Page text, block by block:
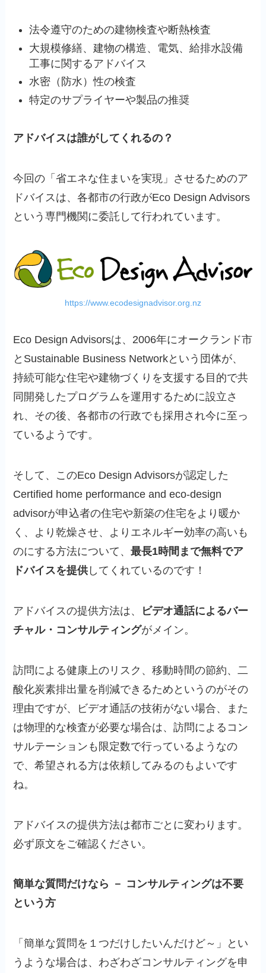
法令遵守のための建物検査や断熱検査
大規模修繕、建物の構造、電気、給排水設備
工事に関するアドバイス
水密（防水）性の検査
特定のサプライヤーや製品の推奨
アドバイスは誰がしてくれるの？
今回の「省エネな住まいを実現」させるためのア
ドバイスは、各都市の行政がEco Design Advisors
という専門機関に委託して行われています。
https://www.ecodesignadvisor.org.nz
Eco Design Advisorsは、2006年にオークランド市
とSustainable Business Networkという団体が、
持続可能な住宅や建物づくりを支援する目的で共
同開発したプログラムを運用するために設立さ
れ、その後、各都市の行政でも採用され今に至っ
ているようです。
そして、このEco Design Advisorsが認定した
Certified home performance and eco-design
advisorが申込者の住宅や新築の住宅をより暖か
く、より乾燥させ、よりエネルギー効率の高いも
のにする方法について、最長1時間まで無料でア
ドバイスを提供 してくれているのです！
アドバイスの提供方法は、
ビデオ通話によるバー
チャル・コンサルティングがメイン。
訪問による健康上のリスク、移動時間の節約、二
酸化炭素排出量を削減できるためというのがその
理由ですが、ビデオ通話の技術がない場合、また
は物理的な検査が必要な場合は、訪問によるコン
サルテーションも限定数で行っているようなの
で、希望される方は依頼してみるのもよいです
ね。
アドバイスの提供方法は都市ごとに変わります。
必ず原文をご確認ください。
簡単な質問だけなら － コンサルティングは不要
という方
「簡単な質問を１つだけしたいんだけど～」とい
うような場合は、わざわざコンサルティングを申